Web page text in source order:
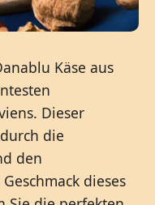
Käse aus
Dieser
die
den
dieses